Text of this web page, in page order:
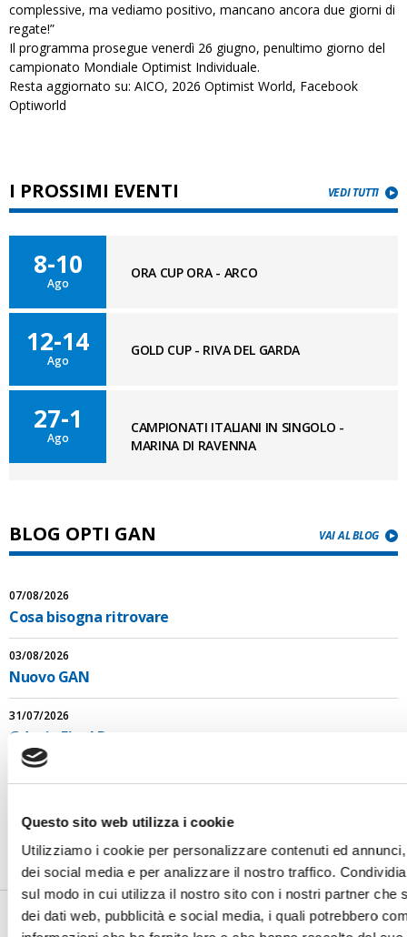
Questo sito web utilizza i cookie
Utilizziamo i cookie per personalizzare contenuti ed
dei social media e per analizzare il nostro traffico.
sul modo in cui utilizza il nostro sito con i nostri partner che
dei dati web, pubblicità e social media, i quali potrebbero
complessive, ma vediamo positivo, mancano ancora due giorni di
regate!”
Il programma prosegue venerdì 26 giugno, penultimo giorno del
campionato Mondiale Optimist Individuale.
Resta aggiornato su: AICO, 2026 Optimist World, Facebook
Optiworld
I PROSSIMI EVENTI VEDI TUTTI
8-10
Ago
ORA CUP ORA - ARCO
12-14
Ago
GOLD CUP - RIVA DEL GARDA
27-1
Ago
CAMPIONATI ITALIANI IN SINGOLO -
MARINA DI RAVENNA
BLOG OPTI GAN VAI AL BLOG
07/08/2026
Cosa bisogna ritrovare
03/08/2026
Nuovo GAN
31/07/2026
Gdynia Final Day